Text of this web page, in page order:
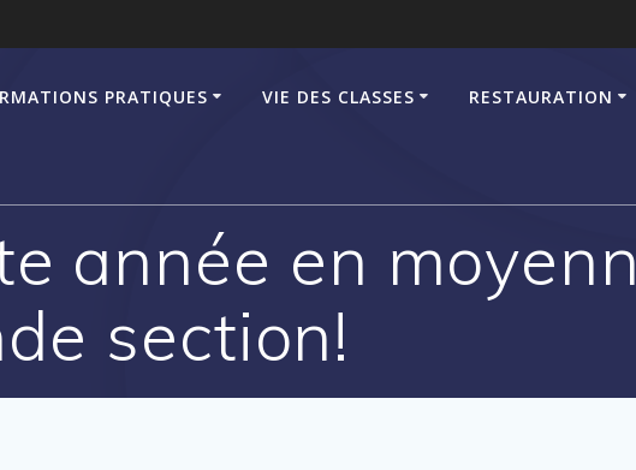
PRATIQUES VIE DES CLASSES RESTAURATION
année en
section!